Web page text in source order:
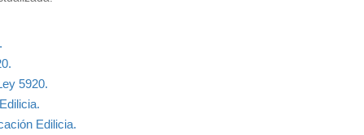
5920.
Edilicia.